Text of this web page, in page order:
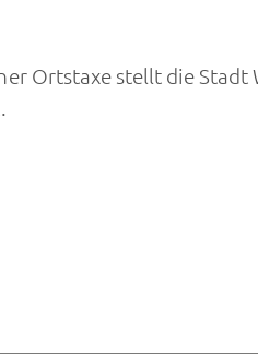
Ortstaxe stellt die